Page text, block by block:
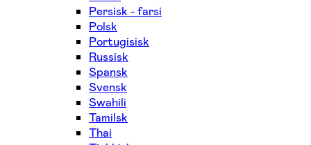
Persisk - farsi
Polsk
Portugisisk
Russisk
Spansk
Svensk
Swahili
Tamilsk
Thai